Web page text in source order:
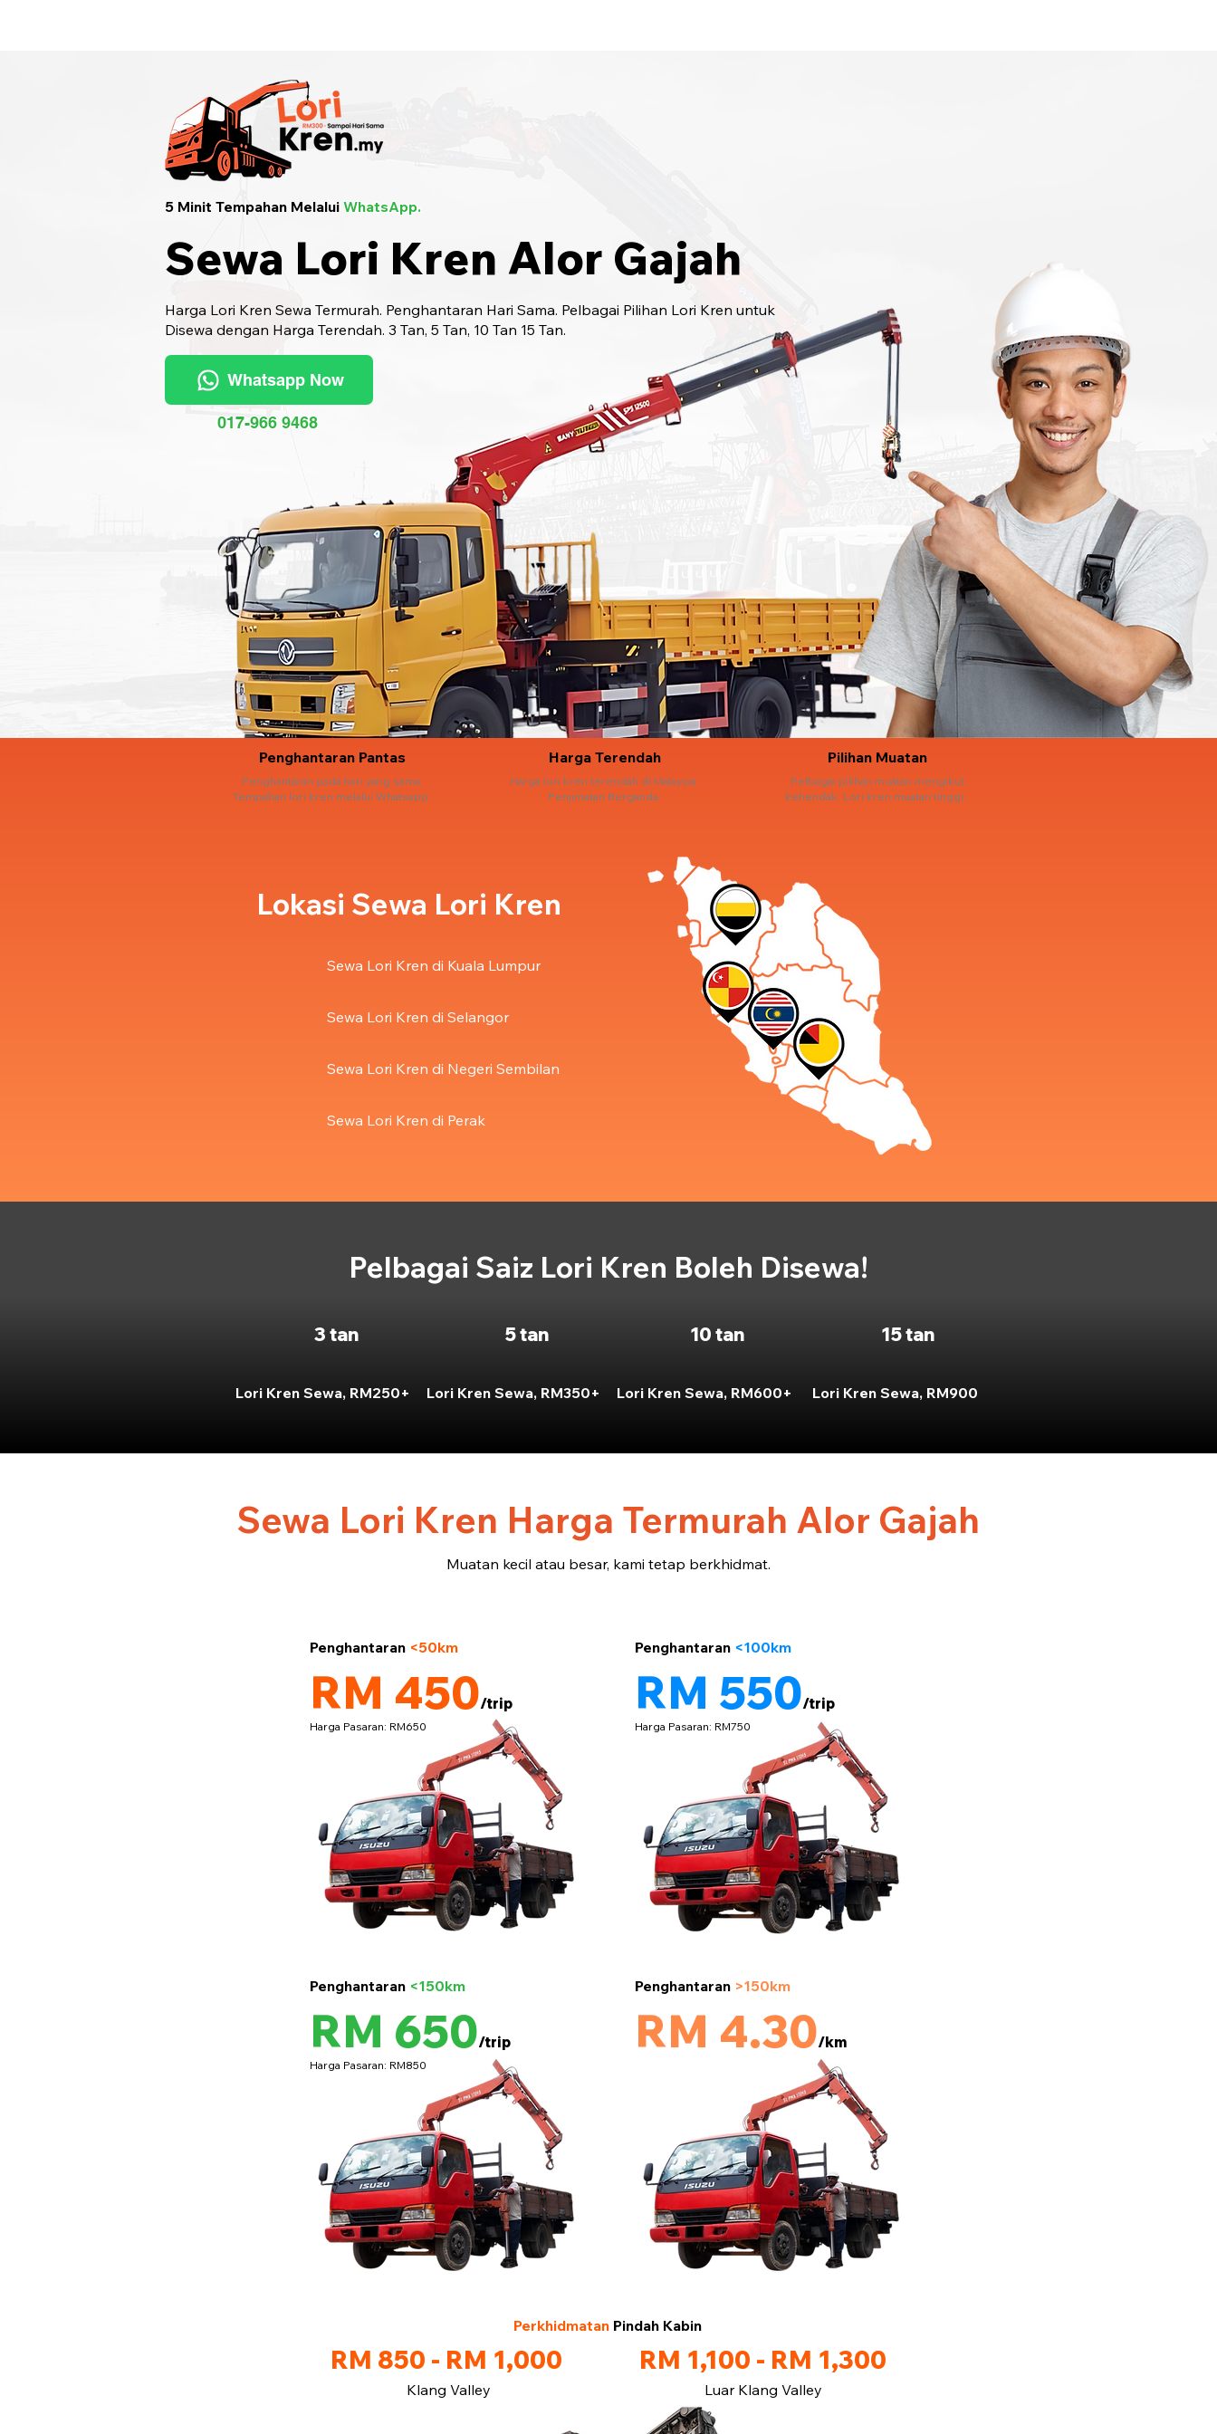
5 Minit Tempahan Melalui WhatsApp.
Sewa Lori Kren Alor Gajah
Harga Lori Kren Sewa Termurah. Penghantaran Hari Sama. Pelbagai Pilihan Lori Kren untuk
Disewa dengan Harga Terendah. 3 Tan, 5 Tan, 10 Tan 15 Tan.
Whatsapp Now
017-966 9468
Penghantaran Pantas
Penghantaran pada hari yang sama.
Tempahan lori kren melalui Whatsapp.
Harga Terendah
Harga lori kren terendah di Malaysia.
Penjimatan Berganda.
Pilihan Muatan
Pelbagai pilihan muatan mengikut
kehendak. Lori kren muatan tinggi.
Lokasi Sewa Lori Kren
Sewa Lori Kren di Kuala Lumpur
Sewa Lori Kren di Selangor
Sewa Lori Kren di Negeri Sembilan
Sewa Lori Kren di Perak
Pelbagai Saiz Lori Kren Boleh Disewa!
3 tan
Lori Kren Sewa, RM250+
5 tan
Lori Kren Sewa, RM350+
10 tan
Lori Kren Sewa, RM600+
15 tan
Lori Kren Sewa, RM900
Sewa Lori Kren Harga Termurah Alor Gajah
Muatan kecil atau besar, kami tetap berkhidmat.
RM 450/trip
Penghantaran <50km
Harga Pasaran: RM650
RM 650/trip
Penghantaran <150km
Harga Pasaran: RM850
RM 550/trip
Penghantaran <100km
Harga Pasaran: RM750
RM 4.30/km
Penghantaran >150km
Perkhidmatan Pindah Kabin
RM 850 - RM 1,000
Klang Valley
RM 1,100 - RM 1,300
Luar Klang Valley